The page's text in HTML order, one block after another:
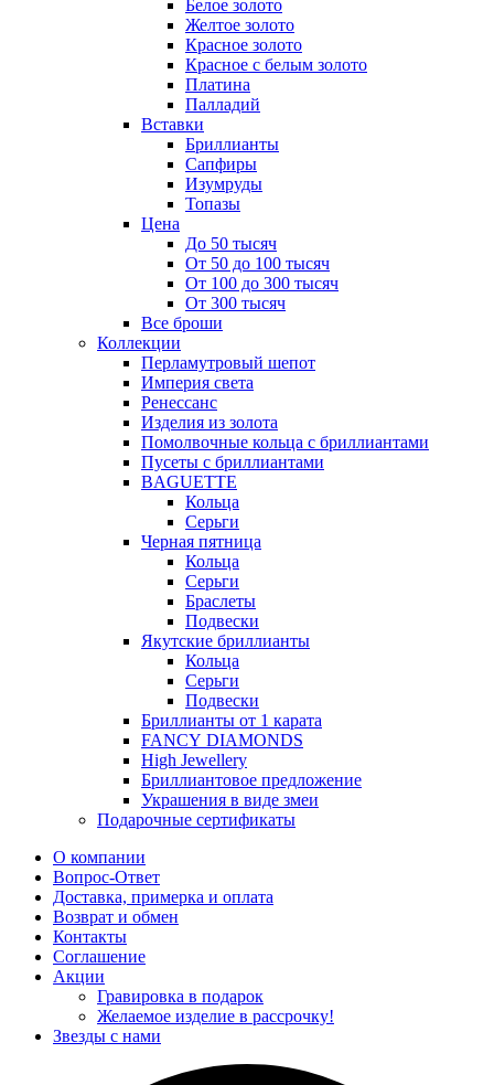
Белое золото
Желтое золото
Красное золото
Красное с белым золото
Платина
Палладий
Вставки
Бриллианты
Сапфиры
Изумруды
Топазы
Цена
До 50 тысяч
От 50 до 100 тысяч
От 100 до 300 тысяч
От 300 тысяч
Все броши
Коллекции
Перламутровый шепот
Империя света
Ренессанс
Изделия из золота
Помолвочные кольца с бриллиантами
Пусеты с бриллиантами
BAGUETTE
Кольца
Серьги
Черная пятница
Кольца
Серьги
Браслеты
Подвески
Якутские бриллианты
Кольца
Серьги
Подвески
Бриллианты от 1 карата
FANCY DIAMONDS
High Jewellery
Бриллиантовое предложение
Украшения в виде змеи
Подарочные сертификаты
О компании
Вопрос-Ответ
Доставка, примерка и оплата
Возврат и обмен
Контакты
Соглашение
Акции
Гравировка в подарок
Желаемое изделие в рассрочку!
Звезды с нами